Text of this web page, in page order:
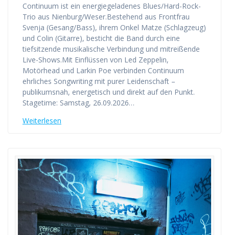
Continuum ist ein energiegeladenes Blues/Hard-Rock-
Trio aus Nienburg/Weser.Bestehend aus Frontfrau
Svenja (Gesang/Bass), ihrem Onkel Matze (Schlagzeug)
und Colin (Gitarre), besticht die Band durch eine
tiefsitzende musikalische Verbindung und mitreißende
Live-Shows.Mit Einflüssen von Led Zeppelin,
Motörhead und Larkin Poe verbinden Continuum
ehrliches Songwriting mit purer Leidenschaft –
publikumsnah, energetisch und direkt auf den Punkt.
Stagetime: Samstag, 26.09.2026…
Weiterlesen